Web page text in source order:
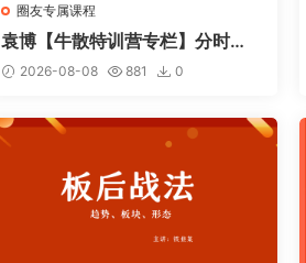
圈友专属课程
袁博【牛散特训营专栏】分时做T
-龙头起爆技法
2026-08-08 881 0